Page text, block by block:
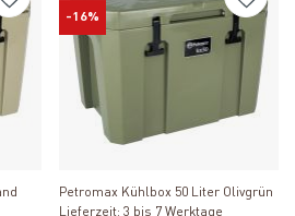
-16%
Petromax Kühlbox 50 Liter Olivgrün
Lieferzeit: 3 bis 7 Werktage